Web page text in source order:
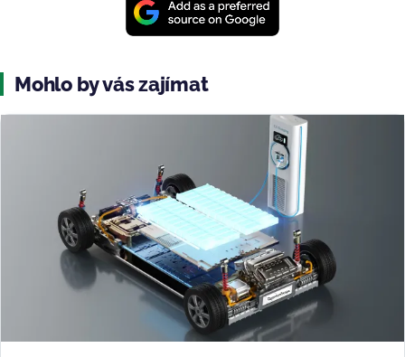
Mohlo by vás zajímat